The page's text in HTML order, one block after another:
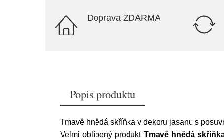
Doprava ZDARMA
Popis produktu
Tmavě hnědá skříňka v dekoru jasanu s
Velmi oblíbený produkt Tmavě hnědá